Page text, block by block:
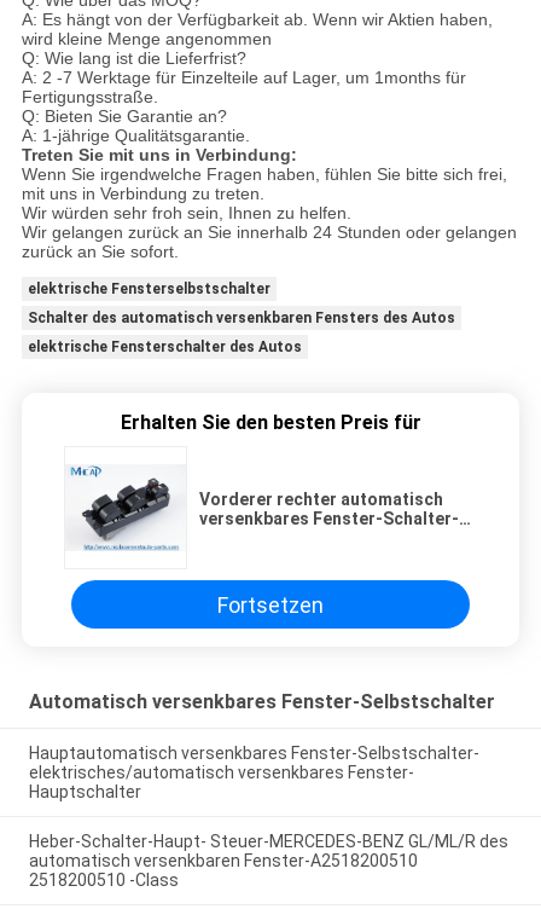
A: Es hängt von der Verfügbarkeit ab. Wenn wir Aktien haben,
wird kleine Menge angenommen
Q: Wie lang ist die Lieferfrist?
A: 2 -7 Werktage für Einzelteile auf Lager, um 1months für
Fertigungsstraße.
Q: Bieten Sie Garantie an?
A: 1-jährige Qualitätsgarantie.
Treten Sie mit uns in Verbindung:
Wenn Sie irgendwelche Fragen haben, fühlen Sie bitte sich frei,
mit uns in Verbindung zu treten.
Wir würden sehr froh sein, Ihnen zu helfen.
Wir gelangen zurück an Sie innerhalb 24 Stunden oder gelangen
zurück an Sie sofort.
elektrische Fensterselbstschalter
Schalter des automatisch versenkbaren Fensters des Autos
elektrische Fensterschalter des Autos
Erhalten Sie den besten Preis für
Vorderer rechter automatisch
versenkbares Fenster-Schalter-
Fortsetzen
Automatisch versenkbares Fenster-Selbstschalter
Hauptautomatisch versenkbares Fenster-Selbstschalter-
elektrisches/automatisch versenkbares Fenster-
Hauptschalter
Heber-Schalter-Haupt- Steuer-MERCEDES-BENZ GL/ML/R des
automatisch versenkbaren Fenster-A2518200510
2518200510 -Class